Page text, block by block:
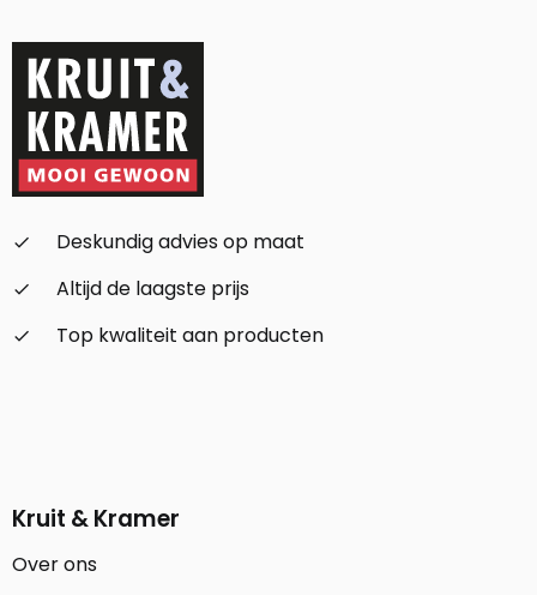
check_small
Deskundig advies op maat
check_small
Altijd de laagste prijs
check_small
Top kwaliteit aan producten
Kruit & Kramer
Over ons